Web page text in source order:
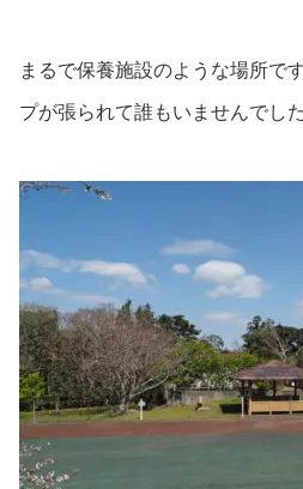
まるで保養施設のような場所で
プが張られて誰もいませんでした